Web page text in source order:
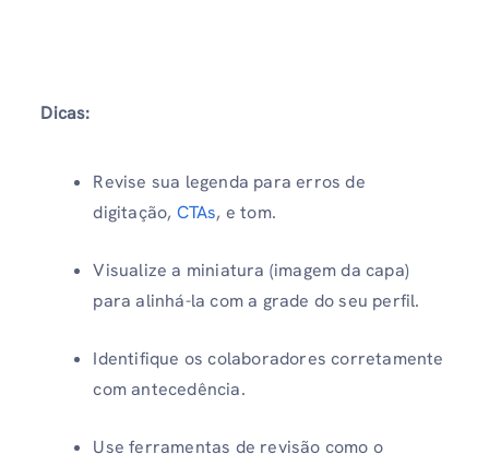
Dicas:
Revise sua legenda para erros de
digitação, CTAs, e tom.
Visualize a miniatura (imagem da capa)
para alinhá-la com a grade do seu perfil.
Identifique os colaboradores corretamente
com antecedência.
Use ferramentas de revisão como o